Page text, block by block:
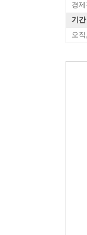
경
기간
오